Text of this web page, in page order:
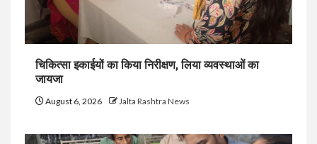
चिकित्सा इकाईयों का किया निरीक्षण, लिया व्यवस्थाओं का
जायजा
August 6, 2026 Jalta Rashtra News